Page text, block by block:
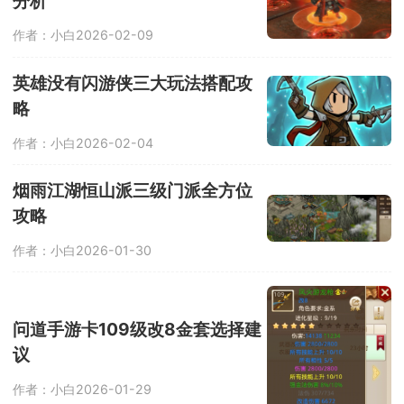
作者：小白2026-02-09
英雄没有闪游侠三大玩法搭配攻
略
作者：小白2026-02-04
烟雨江湖恒山派三级门派全方位
攻略
作者：小白2026-01-30
问道手游卡109级改8金套选择建
议
作者：小白2026-01-29